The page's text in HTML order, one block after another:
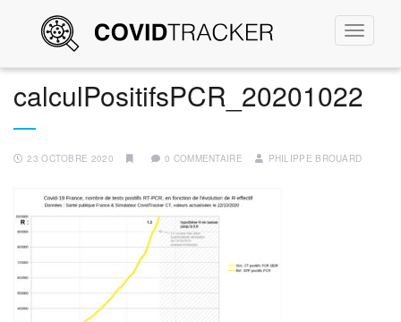
la
calculPositifsPCR_20201022
23 OCTOBRE 2020 0 COMMENTAIRE PHILIPPE BROUARD